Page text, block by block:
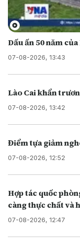
Dấu ấn 50 năm
07-08-2026, 13:43
Lào Cai khẩn
07-08-2026, 13:42
Điểm tựa giảm
07-08-2026, 12:52
Hợp tác quốc
càng thực chất và
07-08-2026, 12:47